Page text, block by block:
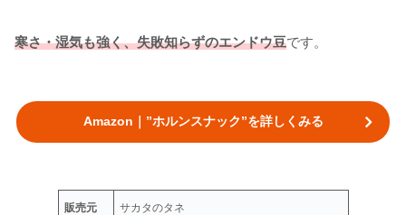
寒さ・湿気も強く、失敗知らずのエンドウ豆です。
Amazon｜”ホルンスナック”を詳しくみる
販売元 サカタのタネ